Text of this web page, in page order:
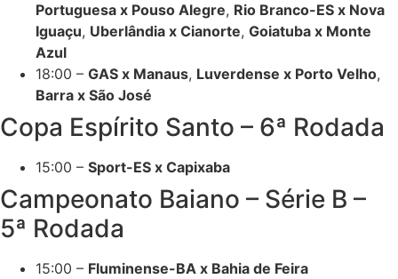
Portuguesa x Pouso Alegre, Rio Branco-ES x Nova
Iguaçu, Uberlândia x Cianorte, Goiatuba x Monte
Azul
18:00 – GAS x Manaus, Luverdense x Porto Velho,
Barra x São José
Copa Espírito Santo – 6ª Rodada
15:00 – Sport-ES x Capixaba
Campeonato Baiano – Série B –
5ª Rodada
15:00 – Fluminense-BA x Bahia de Feira